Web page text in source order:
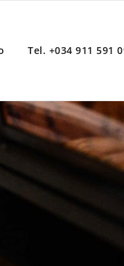
Tel. +034 911 591